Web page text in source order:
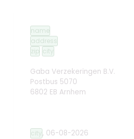
name
address
zip city
Gaba Verzekeringen B.V.
Postbus 5070
6802 EB Arnhem
city, 06-08-2026